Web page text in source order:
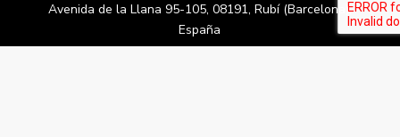
Avenida de la Llana 95-105, 08191, Rubí (Barcelona),
España